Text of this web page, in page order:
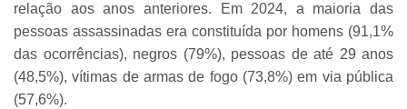
relação aos anos anteriores. Em 2024, a maioria das
pessoas assassinadas era constituída por homens (91,1%
das ocorrências), negros (79%), pessoas de até 29 anos
(48,5%), vítimas de armas de fogo (73,8%) em via pública
(57,6%).